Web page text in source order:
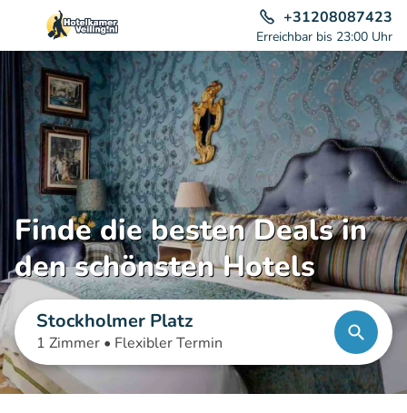
+31208087423
Erreichbar bis 23:00 Uhr
Finde die besten Deals in
den schönsten Hotels
Stockholmer Platz
1 Zimmer • Flexibler Termin